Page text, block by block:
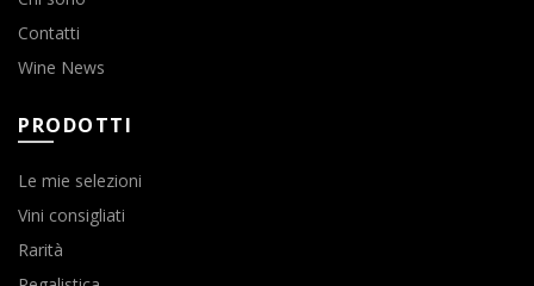
Contatti
Wine News
PRODOTTI
Le mie selezioni
Vini consigliati
Rarità